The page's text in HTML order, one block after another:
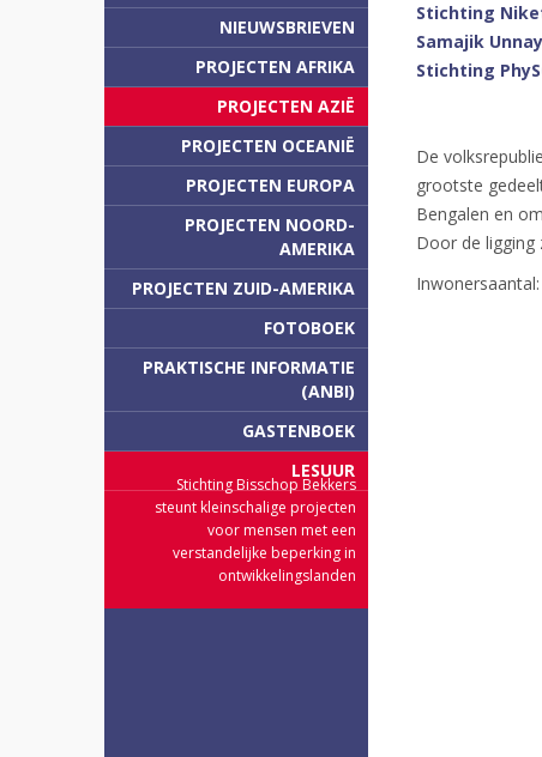
Stichting Bisschop Bekkers
steunt kleinschalige projecten
voor mensen met een
verstandelijke beperking in
ontwikkelingslanden
NIEUWSBRIEVEN
PROJECTEN AFRIKA
PROJECTEN AZIË
PROJECTEN OCEANIË
PROJECTEN EUROPA
PROJECTEN NOORD-
AMERIKA
PROJECTEN ZUID-AMERIKA
FOTOBOEK
PRAKTISCHE INFORMATIE
(ANBI)
GASTENBOEK
LESUUR
Stichting
Samajik
Stichting
De
grootste
Bengalen en
Door de ligging